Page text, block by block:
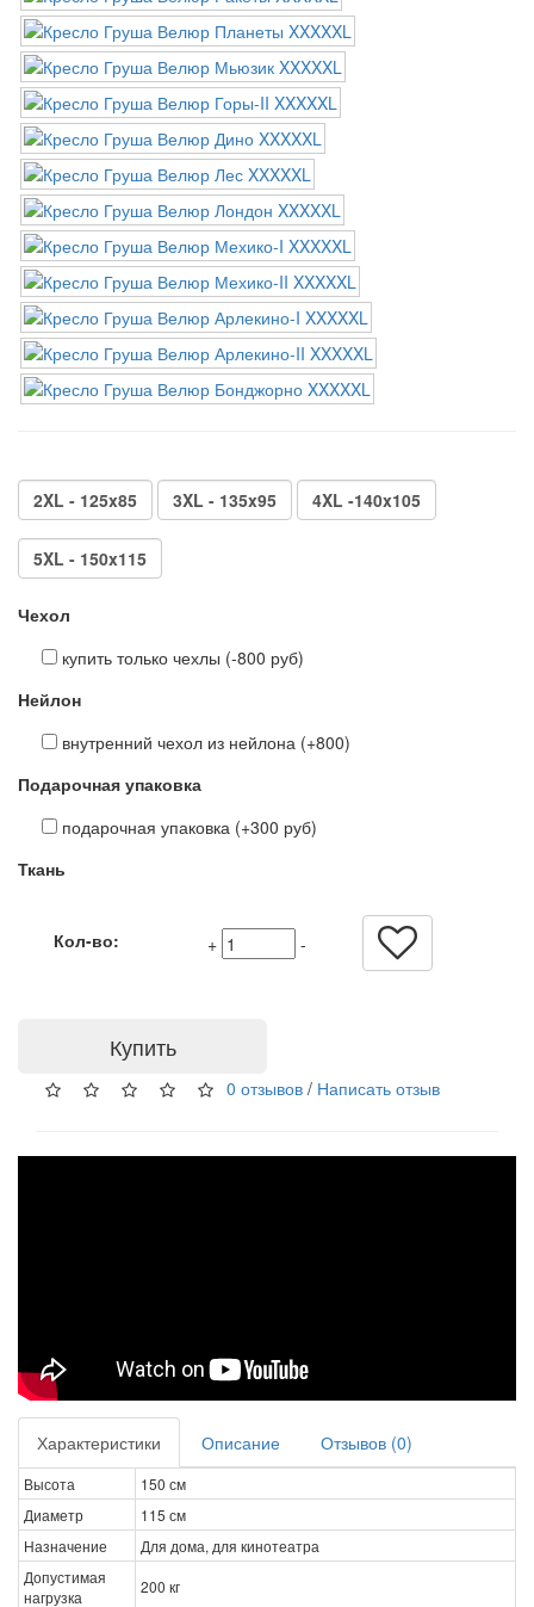
2XL - 125x85 3XL - 135x95 4XL -140x105
5XL - 150x115
Чехол
купить только чехлы (-800 руб)
Нейлон
внутренний чехол из нейлона (+800)
Подарочная упаковка
подарочная упаковка (+300 руб)
Ткань
Кол-во: + -
Купить
0 отзывов / Написать отзыв
Характеристики Описание Отзывов (0)
Высота
150 см
Диаметр
115 см
Назначение
Для дома, для кинотеатра
Допустимая
нагрузка
200 кг